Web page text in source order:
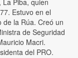
La Piba, quien
Estuvo en el
la Rúa. Creó un
de Seguridad
Macri.
del PRO.